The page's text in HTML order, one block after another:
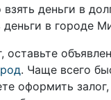
деньги в
в городе
оставьте
. Чаще всего
оформить залог,